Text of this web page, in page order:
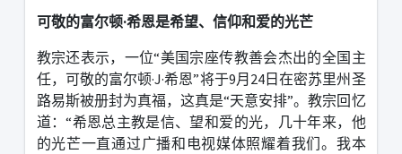
可敬的富尔顿·希恩是希望、信仰和爱的光芒
教宗还表示，一位“美国宗座传教善会杰出的全国主
任，可敬的富尔顿·J·希恩”将于9月24日在密苏里州圣
路易斯被册封为真福，这真是“天意安排”。教宗回忆
道：“希恩总主教是信、望和爱的光，几十年来，他
的光芒一直通过广播和电视媒体照耀着我们。我本